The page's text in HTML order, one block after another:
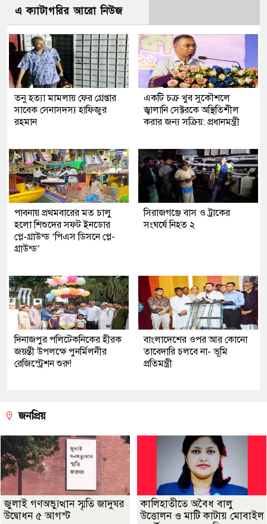
এ ক্যাটাগরির আরো নিউজ
তনু হত্যা মামলায় ফের গ্রেপ্তার
সাবেক সেনাসদস্য হাফিজুর
রহমান
একটি চক্র খুব সুকৌশলে
জ্বালানি সেক্টরকে অস্থিতিশীল
করার জন্য সক্রিয়: প্রধানমন্ত্রী
পাবনায় প্রথমবারের মত চালু
হলো শিশুদের সফট ইনডোর
প্লে-গ্রাউন্ড ‘পিএস ডিসনে প্লে-
গ্রাউন্ড’
সিরাজগঞ্জে বাস ও ট্রাকের
সংঘর্ষে নিহত ২
দিনাজপুর পলিটেকনিকের হীরক
জয়ন্তী উপলক্ষে পুনর্মিলনীর
রেজিস্ট্রেশন শুরু!
বাংলাদেশের ওপর আর কোনো
তাবেদারি চলবে না- ভূমি
প্রতিমন্ত্রী
জনপ্রিয়
জুলাই গণঅভ্যুত্থান স্মৃতি জাদুঘর
উদ্বোধন ৫ আগস্ট
কালিহাতীতে অবৈধ বালু
উত্তোলন ও মাটি কাটায় মোবাইল